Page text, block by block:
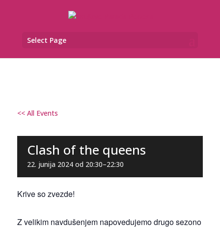
Select Page
<< All Events
Clash of the queens
22. junija 2024 od 20:30–22:30
Krive so zvezde!
Z velikim navdušenjem napovedujemo drugo sezono